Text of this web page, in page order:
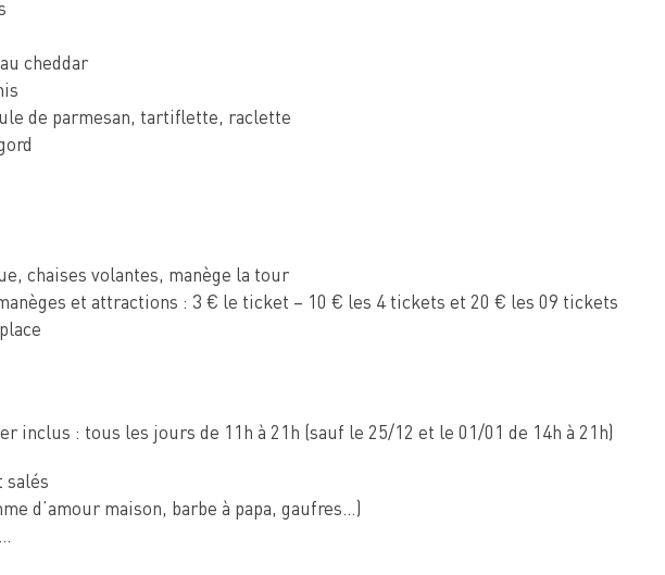
cheddar
de parmesan, tartiflette, raclette
chaises volantes, manège la tour
et attractions : 3 € le ticket – 10 € les 4 tickets et 20 € les 09 tickets
inclus : tous les jours de 11h à 21h (sauf le 25/12 et le 01/01 de 14h à 21h)
salés
d’amour maison, barbe à papa, gaufres…)